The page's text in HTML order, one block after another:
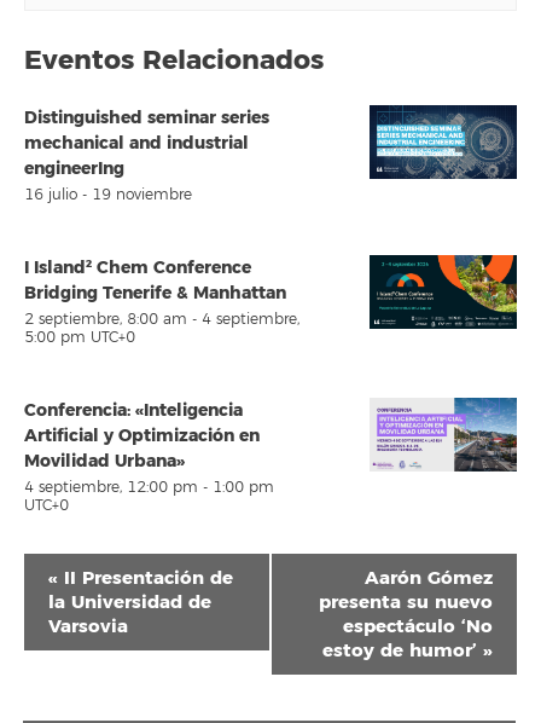
Eventos Relacionados
Distinguished seminar series
mechanical and industrial
engineerIng
16 julio - 19 noviembre
I Island² Chem Conference
Bridging Tenerife & Manhattan
2 septiembre, 8:00 am - 4 septiembre,
5:00 pm UTC+0
Conferencia: «Inteligencia
Artificial y Optimización en
Movilidad Urbana»
4 septiembre, 12:00 pm - 1:00 pm
UTC+0
Navegación
del
Evento
« II Presentación de
la Universidad de
Varsovia
Aarón Gómez
presenta su nuevo
espectáculo ‘No
estoy de humor’ »